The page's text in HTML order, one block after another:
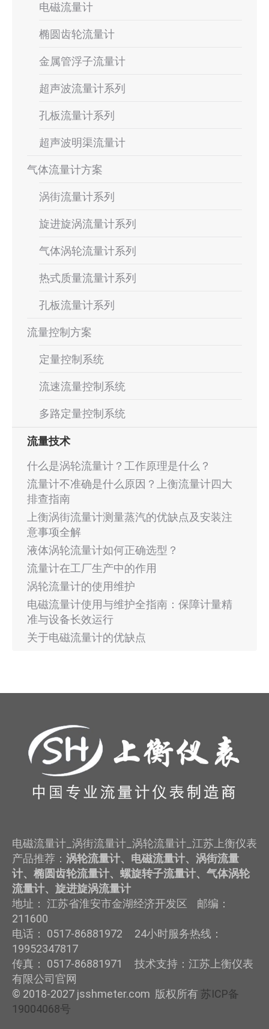
电磁流量计
椭圆齿轮流量计
金属管浮子流量计
超声波流量计系列
孔板流量计系列
超声波明渠流量计
气体流量计方案
涡街流量计系列
旋进旋涡流量计系列
气体涡轮流量计系列
热式质量流量计系列
孔板流量计系列
流量控制方案
定量控制系统
流速流量控制系统
多路定量控制系统
流量技术
什么是涡轮流量计？工作原理是什么？
流量计不准确是什么原因？上衡流量计四大
排查指南
上衡涡街流量计测量蒸汽的优缺点及安装注
意事项全解
液体涡轮流量计如何正确选型？
流量计在工厂生产中的作用
涡轮流量计的使用维护
电磁流量计使用与维护全指南：保障计量精
准与设备长效运行
关于电磁流量计的优缺点
电磁流量计_涡街流量计_涡轮流量计_江苏上衡仪表
产品推荐： 涡轮流量计、电磁流量计、涡街流量
计、椭圆齿轮流量计、螺旋转子流量计、气体涡轮
流量计、旋进旋涡流量计
地址： 江苏省淮安市金湖经济开发区 邮编：
211600
电话： 0517-86881972 24小时服务热线：
19952347817
传真： 0517-86881971 技术支持：江苏上衡仪表
有限公司官网
© 2018-2027 jsshmeter.com 版权所有 苏ICP备
19004068号